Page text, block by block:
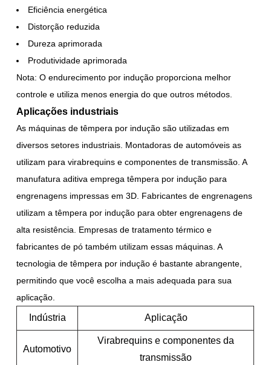
Eficiência energética
Distorção reduzida
Dureza aprimorada
Produtividade aprimorada
Nota: O endurecimento por indução proporciona melhor
controle e utiliza menos energia do que outros métodos.
Aplicações industriais
As máquinas de têmpera por indução são utilizadas em
diversos setores industriais. Montadoras de automóveis as
utilizam para virabrequins e componentes de transmissão. A
manufatura aditiva emprega têmpera por indução para
engrenagens impressas em 3D. Fabricantes de engrenagens
utilizam a têmpera por indução para obter engrenagens de
alta resistência. Empresas de tratamento térmico e
fabricantes de pó também utilizam essas máquinas. A
tecnologia de têmpera por indução é bastante abrangente,
permitindo que você escolha a mais adequada para sua
aplicação.
Indústria Aplicação
Automotivo
Virabrequins e componentes da
transmissão